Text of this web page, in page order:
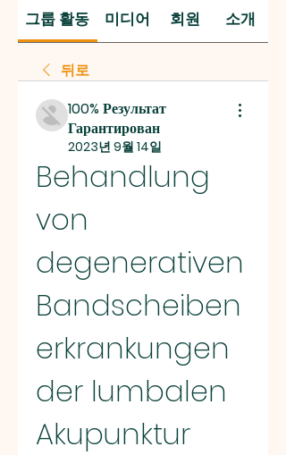
그룹 활동 미디어 회원 소개
뒤로
100% Результат
Гарантирован
2023년 9월 14일
Behandlung
von
degenerativen
Bandscheiben
erkrankungen
der lumbalen
Akupunktur